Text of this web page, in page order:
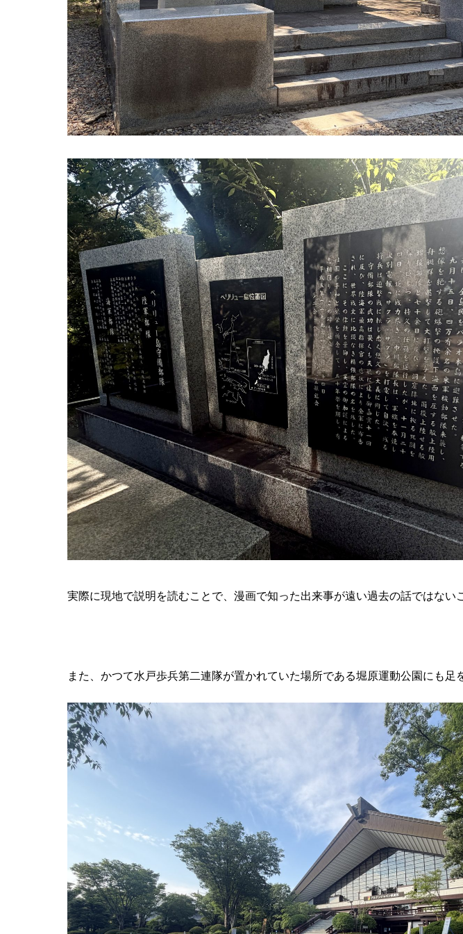
実際に現地で説明を読むことで、漫画で知った出来事が遠い過去の話ではない
また、かつて水戸歩兵第二連隊が置かれていた場所である堀原運動公園にも足